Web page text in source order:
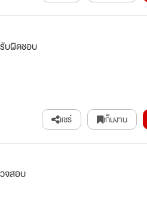
บผิดชอบ
แชร์ เก็บงาน
จสอบ